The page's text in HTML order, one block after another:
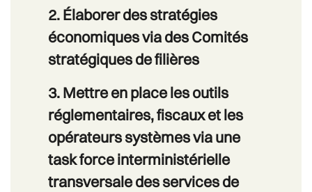
2. Élaborer des stratégies
économiques via des Comités
stratégiques de filières
3. Mettre en place les outils
réglementaires, fiscaux et les
opérateurs systèmes via une
task force interministérielle
transversale des services de